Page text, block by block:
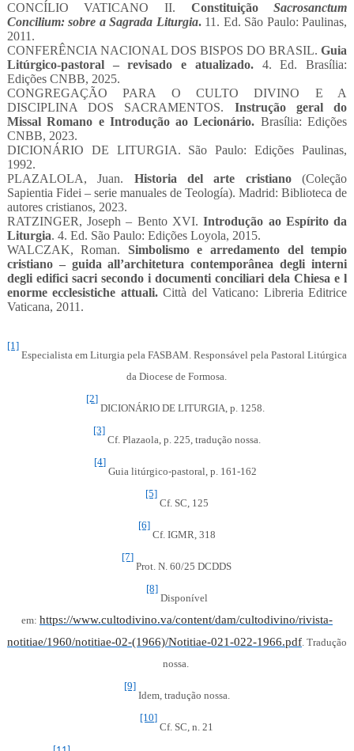
CONCÍLIO VATICANO II. ConstituiçãoSacrosanctum
Concilium: sobre a Sagrada Liturgia. 11. Ed. São Paulo: Paulinas,
2011.
CONFERÊNCIA NACIONAL DOS BISPOS DO BRASIL.Guia
Litúrgico-pastoral – revisado e atualizado.4. Ed. Brasília:
Edições CNBB, 2025.
CONGREGAÇÃO PARA O CULTO DIVINO E A
DISCIPLINA DOS SACRAMENTOS. Instrução geral do
Missal Romano e Introdução ao Lecionário. Brasília: Edições
CNBB, 2023.
DICIONÁRIO DE LITURGIA. São Paulo: Edições Paulinas,
1992.
PLAZALOLA, Juan. Historia del arte cristiano(Coleção
Sapientia Fidei – serie manuales de Teología). Madrid: Biblioteca de
autores cristianos, 2023.
RATZINGER, Joseph – Bento XVI.Introdução ao Espírito da
Liturgia. 4. Ed. São Paulo: Edições Loyola, 2015.
WALCZAK, Roman. Simbolismo e arredamento del tempio
cristiano – guida all’architetura contemporânea degli interni
degli edifici sacri secondo i documenti conciliari dela Chiesa e l
enorme ecclesistiche attuali. Città del Vaticano: Libreria Editrice
Vaticana, 2011.
[1]
Especialista em Liturgia pela FASBAM. Responsável pela Pastoral Litúrgica
da Diocese de Formosa.
[2]
DICIONÁRIO DE LITURGIA, p. 1258.
[3]
Cf. Plazaola, p. 225, tradução nossa.
[4]
Guia litúrgico-pastoral, p. 161-162
[5]
Cf. SC, 125
[6]
Cf. IGMR, 318
[7]
Prot. N. 60/25 DCDDS
[8]
Disponível
em: https://www.cultodivino.va/content/dam/cultodivino/rivista-
notitiae/1960/notitiae-02-(1966)/Notitiae-021-022-1966.pdf. Tradução
nossa.
[9]
Idem, tradução nossa.
[10]
Cf. SC, n. 21